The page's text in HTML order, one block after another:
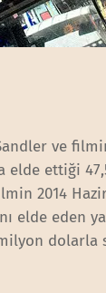
ve
elde ettiği
2014
eden
dolarla